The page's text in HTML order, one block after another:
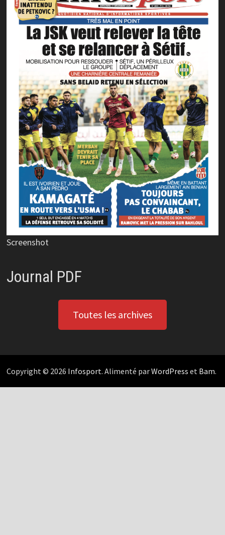
Screenshot
Journal PDF
Toutes les archives
Copyright © 2026 Infosport. Alimenté parWordPress et Bam.